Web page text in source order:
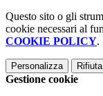
Questo sito o gli
cookie necessari al
COOKIE POLICY.
Personalizza
Gestione cookie